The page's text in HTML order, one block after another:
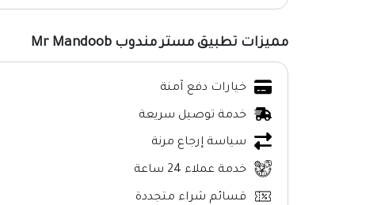
مميزات تطبيق مستر مندوب Mr Mandoob
خيارات دفع آمنة
خدمة توصيل سريعة
سياسة إرجاع مرنة
خدمة عملاء 24 ساعة
قسائم شراء متجددة